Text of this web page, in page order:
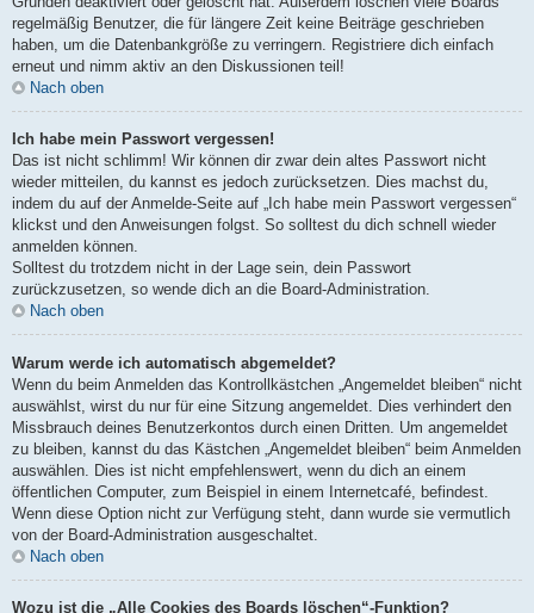
regelmäßig Benutzer, die für längere Zeit keine Beiträge geschrieben
haben, um die Datenbankgröße zu verringern. Registriere dich einfach
erneut und nimm aktiv an den Diskussionen teil!
Nach oben
Ich habe mein Passwort vergessen!
Das ist nicht schlimm! Wir können dir zwar dein altes Passwort nicht
wieder mitteilen, du kannst es jedoch zurücksetzen. Dies machst du,
indem du auf der Anmelde-Seite auf „Ich habe mein Passwort vergessen“
klickst und den Anweisungen folgst. So solltest du dich schnell wieder
anmelden können.
Solltest du trotzdem nicht in der Lage sein, dein Passwort
zurückzusetzen, so wende dich an die Board-Administration.
Nach oben
Warum werde ich automatisch abgemeldet?
Wenn du beim Anmelden das Kontrollkästchen „Angemeldet bleiben“ nicht
auswählst, wirst du nur für eine Sitzung angemeldet. Dies verhindert den
Missbrauch deines Benutzerkontos durch einen Dritten. Um angemeldet
zu bleiben, kannst du das Kästchen „Angemeldet bleiben“ beim Anmelden
auswählen. Dies ist nicht empfehlenswert, wenn du dich an einem
öffentlichen Computer, zum Beispiel in einem Internetcafé, befindest.
Wenn diese Option nicht zur Verfügung steht, dann wurde sie vermutlich
von der Board-Administration ausgeschaltet.
Nach oben
Wozu ist die „Alle Cookies des Boards löschen“-Funktion?